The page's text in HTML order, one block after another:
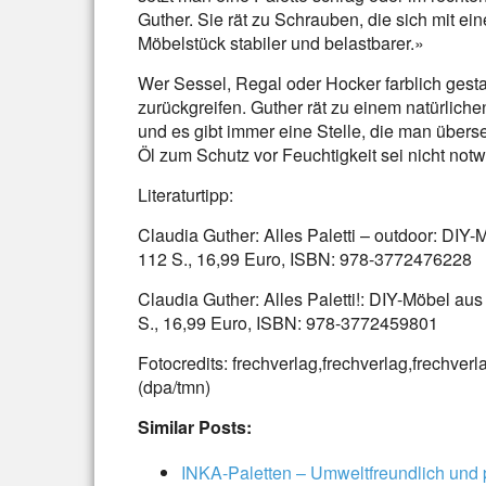
Guther. Sie rät zu Schrauben, die sich mit
Möbelstück stabiler und belastbarer.»
Wer Sessel, Regal oder Hocker farblich
zurückgreifen. Guther rät zu einem
und es gibt immer eine Stelle, die man
Öl zum Schutz vor Feuchtigkeit sei nicht
Literaturtipp:
Claudia Guther: Alles Paletti – outdoor:
112 S., 16,99 Euro, ISBN: 978-3772476228
Claudia Guther: Alles Paletti!: DIY-Möbel
S., 16,99 Euro, ISBN: 978-3772459801
Fotocredits:
(dpa/tmn)
Similar Posts:
INKA-Paletten – Umweltfreundlich und